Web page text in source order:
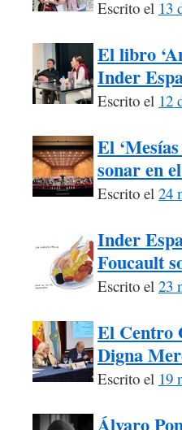
Escrito el 13
El libro
Inder
Escrito el 12
El
sonar en
Escrito el 24
Inder
Foucault
Escrito el 23
El Centro
Digna
Escrito el 19
Álvaro